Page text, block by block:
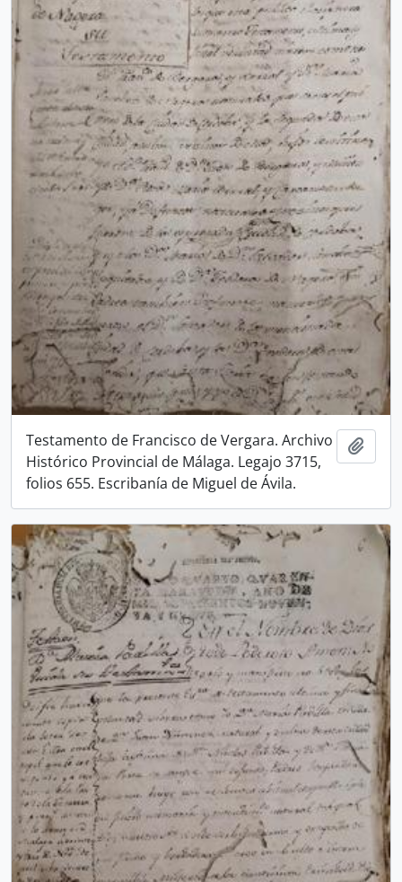
Testamento de Francisco de Vergara. Archivo
Histórico Provincial de Málaga. Legajo 3715,
folios 655. Escribanía de Miguel de Ávila.